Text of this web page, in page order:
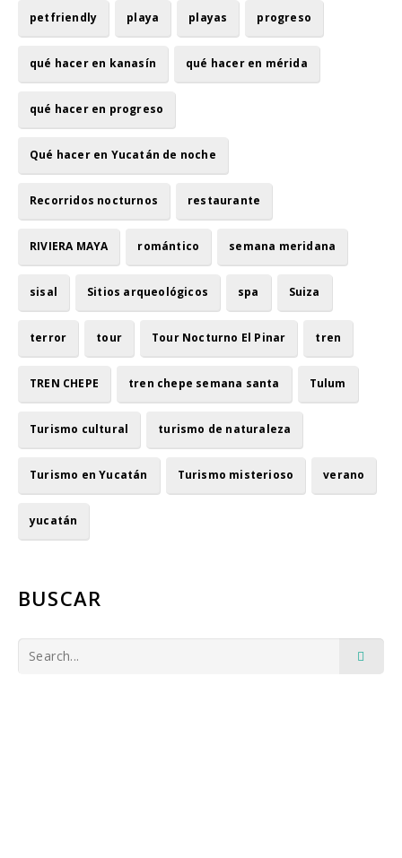
petfriendly playa playas progreso
qué hacer en kanasín qué hacer en mérida
qué hacer en progreso
Qué hacer en Yucatán de noche
Recorridos nocturnos restaurante
RIVIERA MAYA romántico semana meridana
sisal Sitios arqueológicos spa Suiza
terror tour Tour Nocturno El Pinar tren
TREN CHEPE tren chepe semana santa Tulum
Turismo cultural turismo de naturaleza
Turismo en Yucatán Turismo misterioso verano
yucatán
BUSCAR